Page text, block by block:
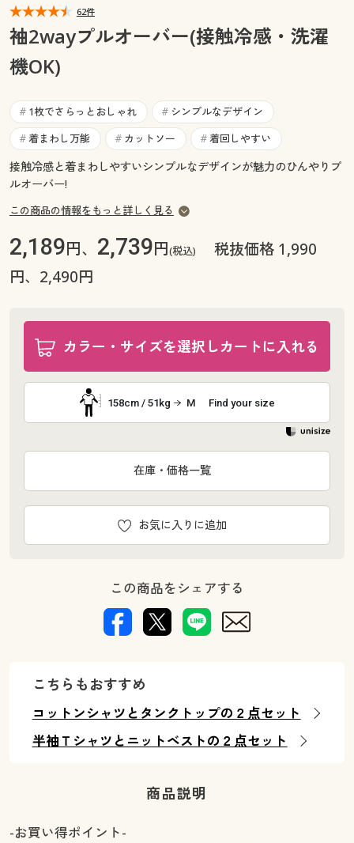
マイページ
閲覧履歴
お気に入り
サポート
ご利用ガイド
閲覧履歴
お気に入り
ご利用ガイド
よくある質問とお問い合わせ
62件
袖2wayプルオーバー(接触冷感・洗濯
機OK)
# 1枚でさらっとおしゃれ # シンプルなデザイン
# 着まわし万能 # カットソー # 着回しやすい
接触冷感と着まわしやすいシンプルなデザインが魅力のひんやりプ
ルオーバー!
この商品の情報をもっと詳しく見る
2,189円、 2,739円(税込)
税抜価格 1,990
円、2,490円
カラー・サイズを選択しカートに入れる
158cm / 51kg M Find your size
お気に入りに追加
在庫・価格一覧
この商品をシェアする
こちらもおすすめ
コットンシャツとタンクトップの２点セット
半袖Ｔシャツとニットベストの２点セット
商品説明
-お買い得ポイント-